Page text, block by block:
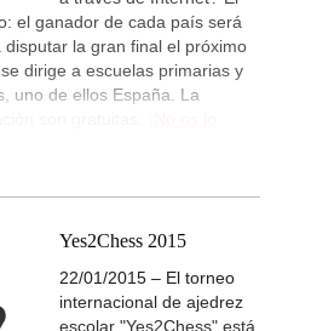
el ganador de cada país será
la gran final el próximo
dirige a escuelas primarias y
uno de ellos España. La
Yes2Chess 2015
22/01/2015 – El torneo
internacional de ajedrez
escolar "Yes2Chess" está